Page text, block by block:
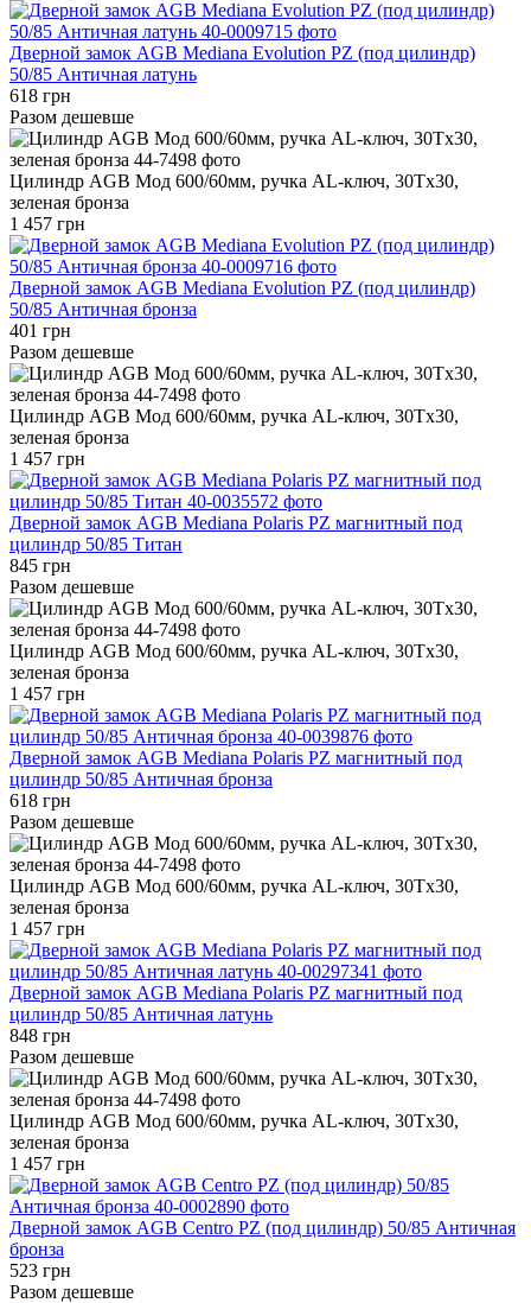
Дверной замок AGB Mediana Evolution PZ (под цилиндр)
50/85 Античная латунь
618 грн
Разом дешевше
Цилиндр AGB Мод 600/60мм, ручка AL-ключ, 30Tx30,
зеленая бронза
1 457 грн
Дверной замок AGB Mediana Evolution PZ (под цилиндр)
50/85 Античная бронза
401 грн
Разом дешевше
Цилиндр AGB Мод 600/60мм, ручка AL-ключ, 30Tx30,
зеленая бронза
1 457 грн
Дверной замок AGB Mediana Polaris PZ магнитный под
цилиндр 50/85 Титан
845 грн
Разом дешевше
Цилиндр AGB Мод 600/60мм, ручка AL-ключ, 30Tx30,
зеленая бронза
1 457 грн
Дверной замок AGB Mediana Polaris PZ магнитный под
цилиндр 50/85 Античная бронза
618 грн
Разом дешевше
Цилиндр AGB Мод 600/60мм, ручка AL-ключ, 30Tx30,
зеленая бронза
1 457 грн
Дверной замок AGB Mediana Polaris PZ магнитный под
цилиндр 50/85 Античная латунь
848 грн
Разом дешевше
Цилиндр AGB Мод 600/60мм, ручка AL-ключ, 30Tx30,
зеленая бронза
1 457 грн
Дверной замок AGB Centro PZ (под цилиндр) 50/85 Античная
бронза
523 грн
Разом дешевше